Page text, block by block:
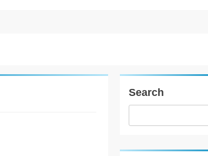
જીયા’સ
Search